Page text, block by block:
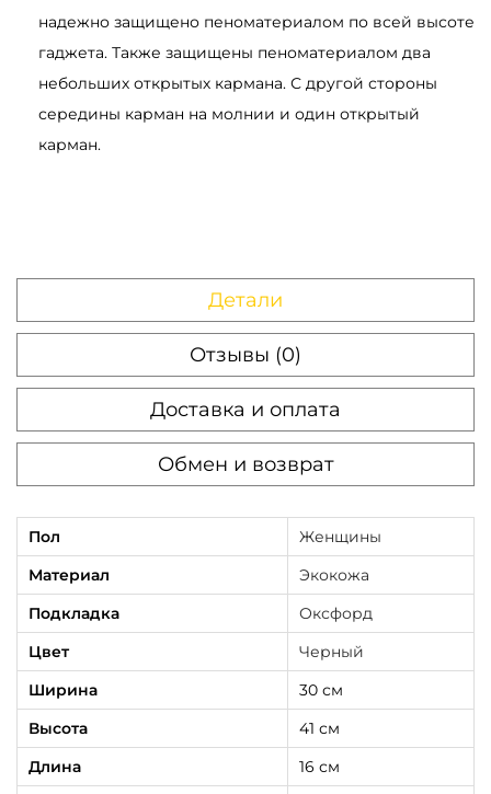
c
k
i
n
g
н
й
с
р
ж
е
в
ы
м
надежно защищено пеноматериалом по всей высоте
гаджета. Также защищены пеноматериалом два
небольших открытых кармана. С другой стороны
середины карман на молнии и один открытый
карман.
Детали
Отзывы (0)
Доставка и оплата
Обмен и возврат
Пол
Женщины
Материал
Экокожа
Подкладка
Оксфорд
Цвет
Черный
Ширина
30 см
Высота
41 см
Длина
16 см